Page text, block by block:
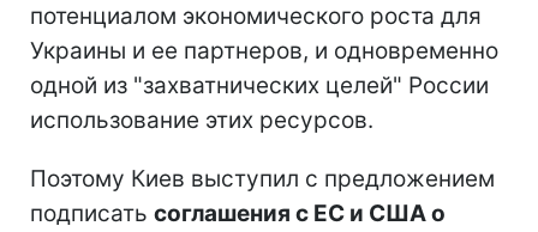
потенциалом экономического роста для
Украины и ее партнеров, и одновременно
одной из "захватнических целей" России
использование этих ресурсов.
Поэтому Киев выступил с предложением
подписать соглашения с ЕС и США о